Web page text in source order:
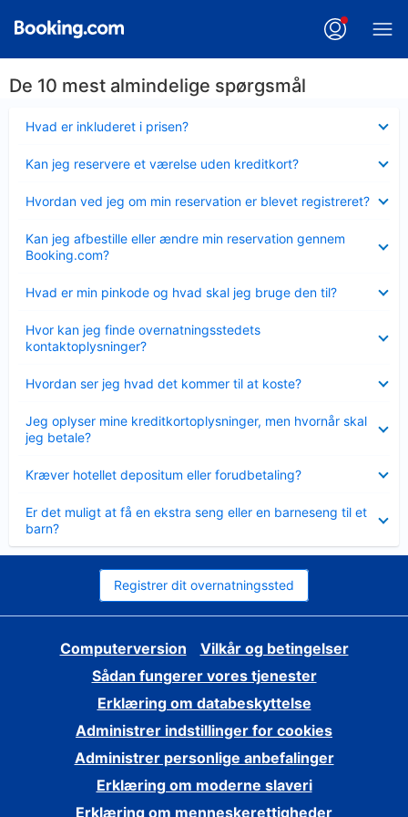
De 10 mest almindelige spørgsmål
Hvad er inkluderet i prisen?
Kan jeg reservere et værelse uden kreditkort?
Hvordan ved jeg om min reservation er blevet registreret?
Kan jeg afbestille eller ændre min reservation gennem
Booking.com?
Hvad er min pinkode og hvad skal jeg bruge den til?
Hvor kan jeg finde overnatningsstedets
kontaktoplysninger?
Hvordan ser jeg hvad det kommer til at koste?
Jeg oplyser mine kreditkortoplysninger, men hvornår skal
jeg betale?
Kræver hotellet depositum eller forudbetaling?
Er det muligt at få en ekstra seng eller en barneseng til et
barn?
Registrer dit overnatningssted
Computerversion
Vilkår og betingelser
Sådan fungerer vores tjenester
Erklæring om databeskyttelse
Administrer indstillinger for cookies
Administrer personlige anbefalinger
Erklæring om moderne slaveri
Erklæring om menneskerettigheder